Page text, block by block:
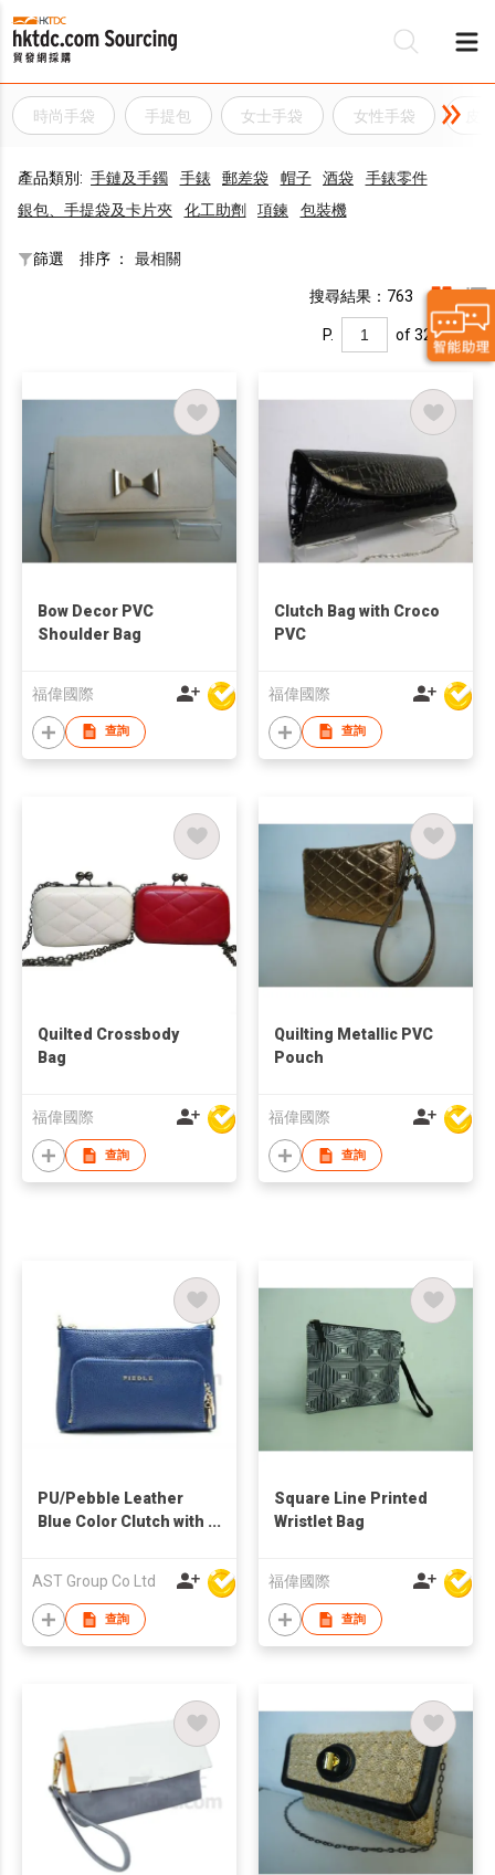
時尚手袋 手提包 女士手袋 女性手袋
產品類別: 手鏈及手鐲 手錶 郵差袋 帽子 酒袋
手錶零件
銀包、手提袋及卡片夾
化工助劑 項鍊 包裝機
篩選 排序 ： 最相關
搜尋結果：763
P. of 32
Bow Decor PVC
Shoulder Bag
福偉國際
查詢
Clutch Bag with Croco
PVC
福偉國際
查詢
Quilted Crossbody
Bag
福偉國際
查詢
Quilting Metallic PVC
Pouch
福偉國際
查詢
PU/Pebble Leather
Blue Color Clutch with
AST Group Co Ltd
查詢
Square Line Printed
Wristlet Bag
福偉國際
查詢